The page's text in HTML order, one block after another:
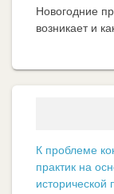
Новогодние
возникает и
К проблеме
практик на
исторической